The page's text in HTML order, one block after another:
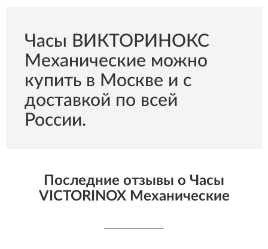
Часы ВИКТОРИНОКС
Механические можно
купить в Москве и с
доставкой по всей
России.
Последние отзывы о Часы
VICTORINOX Механические